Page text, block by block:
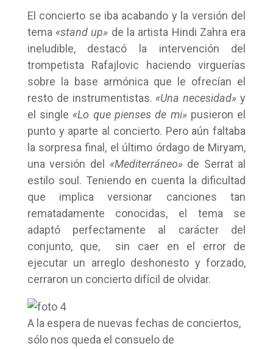
El concierto se iba acabando y la versión del
tema «stand up» de la artista Hindi Zahra era
ineludible, destacó la intervención del
trompetista Rafajlovic haciendo virguerías
sobre la base armónica que le ofrecían el
resto de instrumentistas. «Una necesidad» y
el single «Lo que pienses de mi» pusieron el
punto y aparte al concierto. Pero aún faltaba
la sorpresa final, el último órdago de Miryam,
una versión del «Mediterráneo»de Serrat al
estilo soul. Teniendo en cuenta la dificultad
que implica versionar canciones tan
rematadamente conocidas, el tema se
adaptó perfectamente al carácter del
conjunto, que, sin caer en el error de
ejecutar un arreglo deshonesto y forzado,
cerraron un concierto difícil de olvidar.
A la espera de nuevas fechas de conciertos,
sólo nos queda el consuelo de